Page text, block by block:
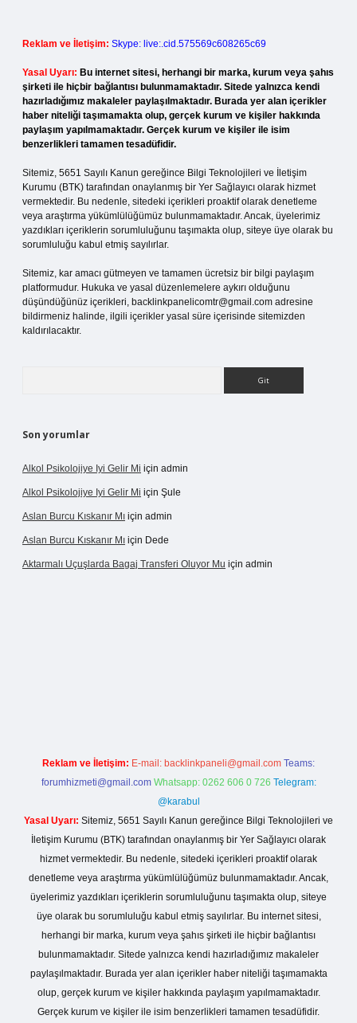
Reklam ve İletişim: Skype: live:.cid.575569c608265c69
Yasal Uyarı: Bu internet sitesi, herhangi bir marka, kurum veya şahıs
şirketi ile hiçbir bağlantısı bulunmamaktadır. Sitede yalnızca kendi
hazırladığımız makaleler paylaşılmaktadır. Burada yer alan içerikler
haber niteliği taşımamakta olup, gerçek kurum ve kişiler hakkında
paylaşım yapılmamaktadır. Gerçek kurum ve kişiler ile isim
benzerlikleri tamamen tesadüfidir.
Sitemiz, 5651 Sayılı Kanun gereğince Bilgi Teknolojileri ve İletişim
Kurumu (BTK) tarafından onaylanmış bir Yer Sağlayıcı olarak hizmet
vermektedir. Bu nedenle, sitedeki içerikleri proaktif olarak denetleme
veya araştırma yükümlülüğümüz bulunmamaktadır. Ancak, üyelerimiz
yazdıkları içeriklerin sorumluluğunu taşımakta olup, siteye üye olarak bu
sorumluluğu kabul etmiş sayılırlar.
Sitemiz, kar amacı gütmeyen ve tamamen ücretsiz bir bilgi paylaşım
platformudur. Hukuka ve yasal düzenlemelere aykırı olduğunu
düşündüğünüz içerikleri, backlinkpanelicomtr@gmail.com adresine
bildirmeniz halinde, ilgili içerikler yasal süre içerisinde sitemizden
kaldırılacaktır.
Son yorumlar
Alkol Psikolojiye Iyi Gelir Mi için admin
Alkol Psikolojiye Iyi Gelir Mi için Şule
Aslan Burcu Kıskanır Mı için admin
Aslan Burcu Kıskanır Mı için Dede
Aktarmalı Uçuşlarda Bagaj Transferi Oluyor Mu için admin
Reklam ve İletişim: E-mail: backlinkpaneli@gmail.com Teams:
forumhizmeti@gmail.com Whatsapp: 0262 606 0 726 Telegram:
@karabul
Yasal Uyarı: Sitemiz, 5651 Sayılı Kanun gereğince Bilgi Teknolojileri ve
İletişim Kurumu (BTK) tarafından onaylanmış bir Yer Sağlayıcı olarak
hizmet vermektedir. Bu nedenle, sitedeki içerikleri proaktif olarak
denetleme veya araştırma yükümlülüğümüz bulunmamaktadır. Ancak,
üyelerimiz yazdıkları içeriklerin sorumluluğunu taşımakta olup, siteye
üye olarak bu sorumluluğu kabul etmiş sayılırlar. Bu internet sitesi,
herhangi bir marka, kurum veya şahıs şirketi ile hiçbir bağlantısı
bulunmamaktadır. Sitede yalnızca kendi hazırladığımız makaleler
paylaşılmaktadır. Burada yer alan içerikler haber niteliği taşımamakta
olup, gerçek kurum ve kişiler hakkında paylaşım yapılmamaktadır.
Gerçek kurum ve kişiler ile isim benzerlikleri tamamen tesadüfidir.